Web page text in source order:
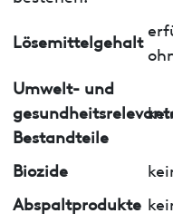
Lösemittelgehalt
Umwelt- und
Bestandteile
Biozide
Abspaltprodukte